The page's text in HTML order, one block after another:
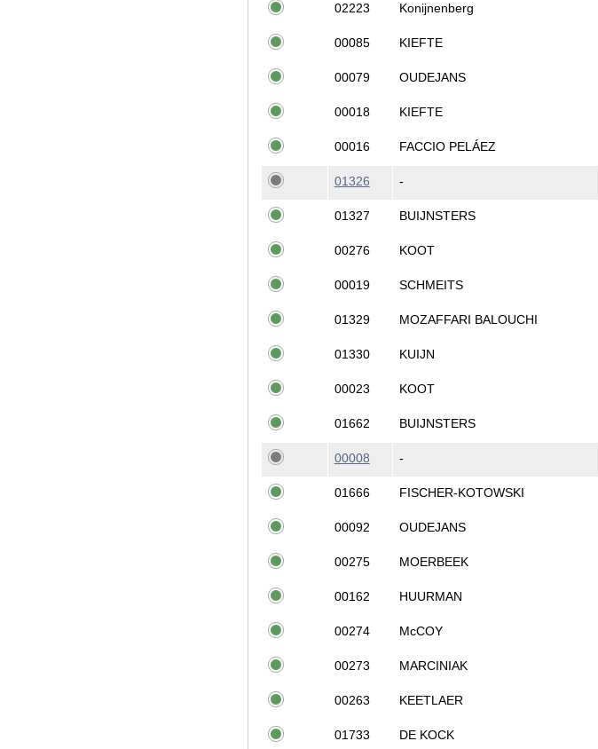
02223 Konijnenberg
00085 KIEFTE
00079 OUDEJANS
00018 KIEFTE
00016 FACCIO PELÁEZ
01326 -
01327 BUIJNSTERS
00276 KOOT
00019 SCHMEITS
01329 MOZAFFARI BALOUCHI
01330 KUIJN
00023 KOOT
01662 BUIJNSTERS
00008 -
01666 FISCHER-KOTOWSKI
00092 OUDEJANS
00275 MOERBEEK
00162 HUURMAN
00274 McCOY
00273 MARCINIAK
00263 KEETLAER
01733 DE KOCK